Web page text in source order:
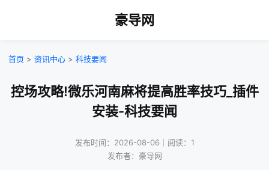
豪导网
首页 > 资讯中心 > 科技要闻
控场攻略!微乐河南麻将提高胜率技巧_插件
安装-科技要闻
发布时间：2026-08-06｜阅读：1
发布者：豪导网